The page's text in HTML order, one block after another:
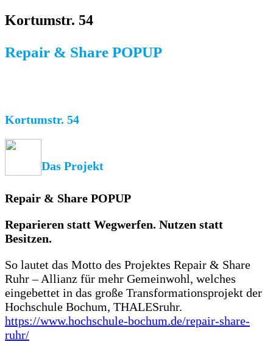
Kortumstr. 54
Repair & Share POPUP
Kortumstr. 54
Das Projekt
Repair & Share POPUP
Reparieren statt Wegwerfen. Nutzen statt
Besitzen.
So lautet das Motto des Projektes Repair & Share
Ruhr – Allianz für mehr Gemeinwohl, welches
eingebettet in das große Transformationsprojekt der
Hochschule Bochum, THALESruhr.
https://www.hochschule-bochum.de/repair-share-
ruhr/